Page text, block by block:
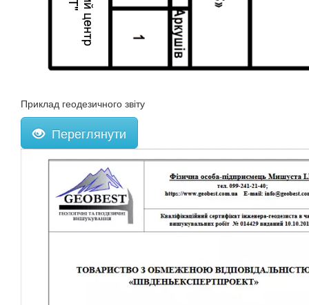
Приклад геодезичного звіту
Переглянути